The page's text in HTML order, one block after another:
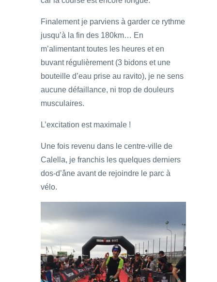
Finalement je parviens à garder ce rythme
jusqu’à la fin des 180km… En
m’alimentant toutes les heures et en
buvant régulièrement (3 bidons et une
bouteille d’eau prise au ravito), je ne sens
aucune défaillance, ni trop de douleurs
musculaires.
L’excitation est maximale !
Une fois revenu dans le centre-ville de
Calella, je franchis les quelques derniers
dos-d’âne avant de rejoindre le parc à
vélo.